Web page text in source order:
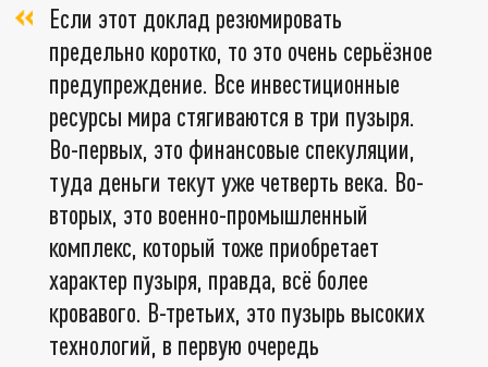
Если этот доклад резюмировать
предельно коротко, то это очень серьёзное
предупреждение. Все инвестиционные
ресурсы мира стягиваются в три пузыря.
Во-первых, это финансовые спекуляции,
туда деньги текут уже четверть века. Во-
вторых, это военно-промышленный
комплекс, который тоже приобретает
характер пузыря, правда, всё более
кровавого. В-третьих, это пузырь высоких
технологий, в первую очередь